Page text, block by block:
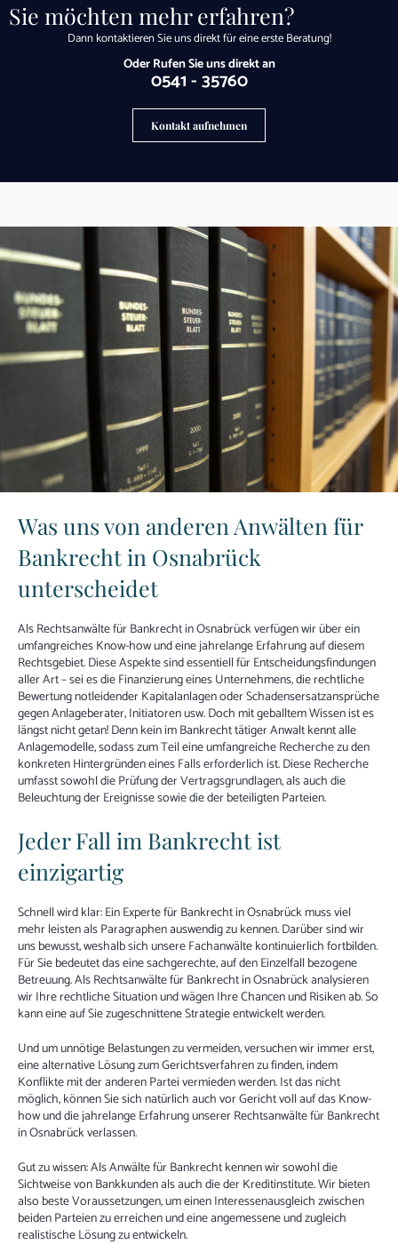
Sie möchten mehr erfahren?
Dann kontaktieren Sie uns direkt für eine erste Beratung!
Kontakt aufnehmen
Oder Rufen Sie uns direkt an
0541 - 35760
Was uns von anderen Anwälten für
Bankrecht in Osnabrück
unterscheidet
Als Rechtsanwälte für Bankrecht in Osnabrück verfügen wir über ein
umfangreiches Know-how und eine jahrelange Erfahrung auf diesem
Rechtsgebiet. Diese Aspekte sind essentiell für Entscheidungsfindungen
aller Art – sei es die Finanzierung eines Unternehmens, die rechtliche
Bewertung notleidender Kapitalanlagen oder Schadensersatzansprüche
gegen Anlageberater, Initiatoren usw. Doch mit geballtem Wissen ist es
längst nicht getan! Denn kein im Bankrecht tätiger Anwalt kennt alle
Anlagemodelle, sodass zum Teil eine umfangreiche Recherche zu den
konkreten Hintergründen eines Falls erforderlich ist. Diese Recherche
umfasst sowohl die Prüfung der Vertragsgrundlagen, als auch die
Beleuchtung der Ereignisse sowie die der beteiligten Parteien.
Jeder Fall im Bankrecht ist
einzigartig
Schnell wird klar: Ein Experte für Bankrecht in Osnabrück muss viel
mehr leisten als Paragraphen auswendig zu kennen. Darüber sind wir
uns bewusst, weshalb sich unsere Fachanwälte kontinuierlich fortbilden.
Für Sie bedeutet das eine sachgerechte, auf den Einzelfall bezogene
Betreuung. Als Rechtsanwälte für Bankrecht in Osnabrück analysieren
wir Ihre rechtliche Situation und wägen Ihre Chancen und Risiken ab. So
kann eine auf Sie zugeschnittene Strategie entwickelt werden.
Und um unnötige Belastungen zu vermeiden, versuchen wir immer erst,
eine alternative Lösung zum Gerichtsverfahren zu finden, indem
Konflikte mit der anderen Partei vermieden werden. Ist das nicht
möglich, können Sie sich natürlich auch vor Gericht voll auf das Know-
how und die jahrelange Erfahrung unserer Rechtsanwälte für Bankrecht
in Osnabrück verlassen.
Gut zu wissen: Als Anwälte für Bankrecht kennen wir sowohl die
Sichtweise von Bankkunden als auch die der Kreditinstitute. Wir bieten
also beste Voraussetzungen, um einen Interessenausgleich zwischen
beiden Parteien zu erreichen und eine angemessene und zugleich
realistische Lösung zu entwickeln.